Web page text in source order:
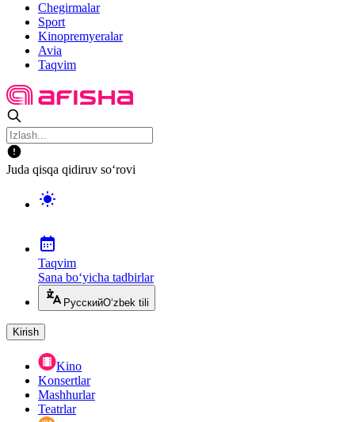
Chegirmalar
Sport
Kinopremyeralar
Avia
Taqvim
Juda qisqa qidiruv so‘rovi
Taqvim
Sana bo‘yicha tadbirlar
РусскийO‘zbek tili
Kirish
Kino
Konsertlar
Mashhurlar
Teatrlar